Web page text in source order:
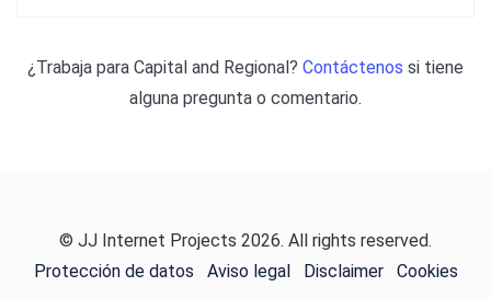
¿Trabaja para Capital and Regional? Contáctenos si tiene
alguna pregunta o comentario.
© JJ Internet Projects 2026. All rights reserved.
Protección de datos
Aviso legal Disclaimer Cookies